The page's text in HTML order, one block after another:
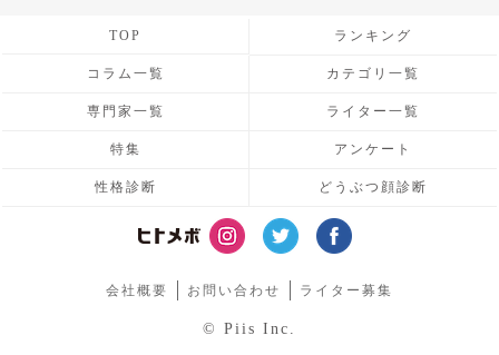
TOP ランキング
コラム一覧 カテゴリ一覧
専門家一覧 ライター一覧
特集 アンケート
性格診断 どうぶつ顔診断
会社概要 お問い合わせ ライター募集
© Piis Inc.